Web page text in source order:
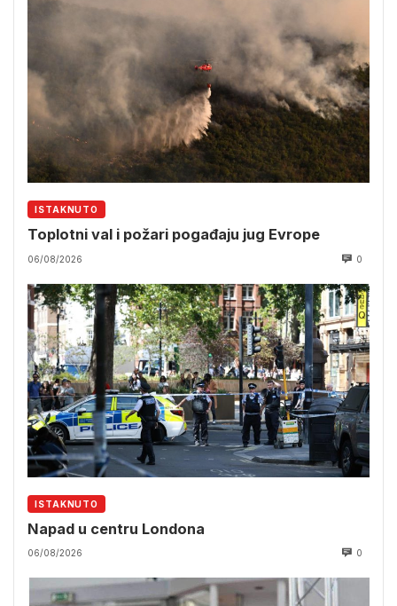
ISTAKNUTO
Toplotni val i požari pogađaju jug Evrope
06/08/2026 0
ISTAKNUTO
Napad u centru Londona
06/08/2026 0